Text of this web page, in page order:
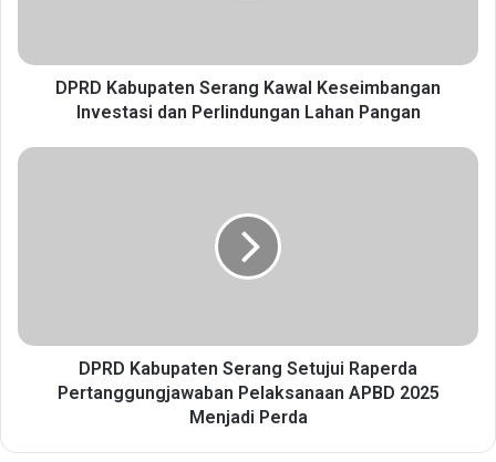
p
n
a
e
DPRD Kabupaten Serang Kawal Keseimbangan
Investasi dan Perlindungan Lahan Pangan
D
p
DPRD Kabupaten Serang Setujui Raperda
Pertanggungjawaban Pelaksanaan APBD 2025
Menjadi Perda